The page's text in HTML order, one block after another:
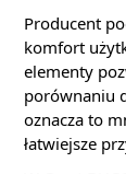
Producent
komfort
elementy
porównaniu
oznacza to
łatwiejsze